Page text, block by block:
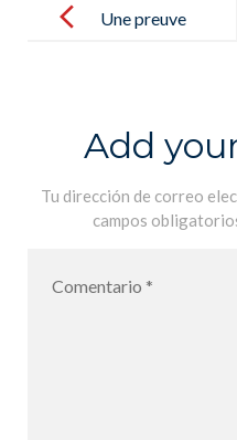
navigationUne preuve
Add
Tu dirección de correo
campos